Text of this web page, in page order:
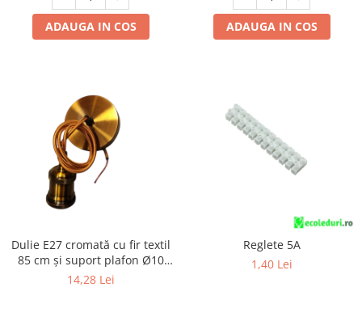
Ştechere/Stecher adaptor
Ţeavă PVC
Butuc yala,Broaste usa,Lacat
Tablou si sigurante electrice
Adezivi si benzi adezive
Chei , clesti , patenti
Cose / Coliere plastic
ADAUGA IN COS ADAUGA IN COS
Dulie E27 cromată cu fir textil
85 cm și suport plafon Ø10
cm, cu accesorii de montaj
14,28 Lei
Reglete 5A
1,40 Lei